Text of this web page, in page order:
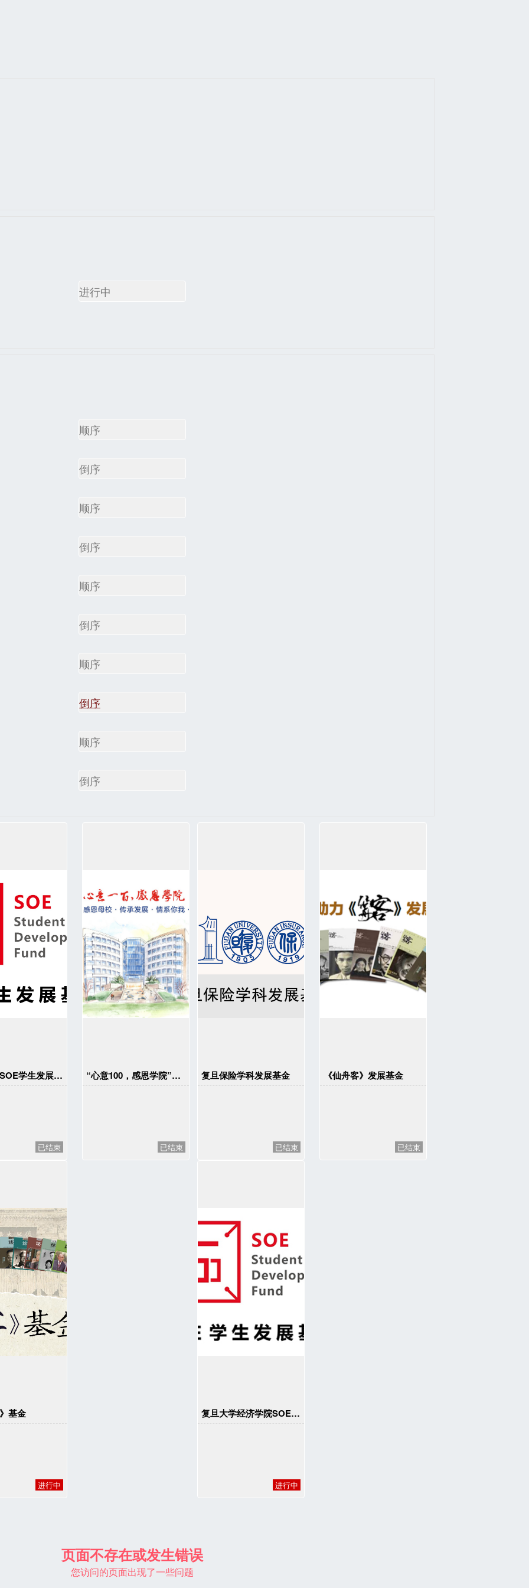
进行中
顺序
倒序
顺序
倒序
顺序
倒序
顺序
倒序
顺序
倒序
经济学院SOE学生发展基金
已结束
“心意100，感恩学院”年度捐赠
已结束
复旦保险学科发展基金
已结束
《仙舟客》发展基金
已结束
基金
进行中
复旦大学经济学院SOE学生发展基金
进行中
页面不存在或发生错误
您访问的页面出现了一些问题